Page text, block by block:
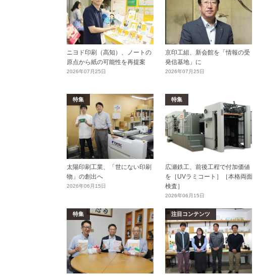
ニヨド印刷（高知）、ノートの
原点から紙の可能性を再提案
2026年07月25日
京印工組、新会館を「情報の受
発信基地」に
2026年07月25日
特集
太陽印刷工業、「世にない印刷
物」の創出へ
2026年06月15日
特集
広瀬鉄工、前後工程で付加価値
を［UVラミコート］［本格両面
検査］
2026年06月15日
特集 注目コンテンツ